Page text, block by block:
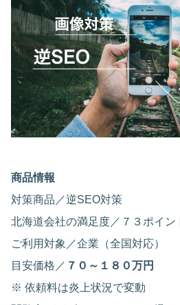
商品情報
対策商品／逆SEO対策
北海道会社の満足度／７３ポイン
ご利用対象／企業（全国対応）
目安価格／ ７０～１８０万円
※ 依頼料は炎上状況で変動